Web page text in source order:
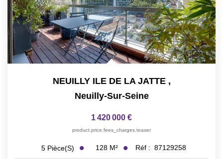
NEUILLY ILE DE LA JATTE ,
Neuilly-Sur-Seine
1 420 000 €
product.price.fees_charges.teaser
5 Pièce(s) 128 M² Réf : 87129258